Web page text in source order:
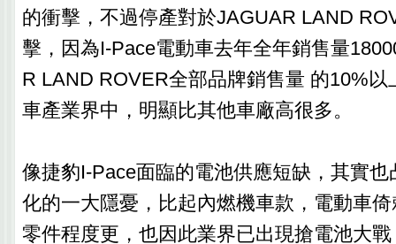
的衝擊，不過停產對於JAGUAR LAND
擊，因為I-Pace電動車去年全年銷售量
R LAND ROVER全部品牌銷售量 的10%以
車產業界中，明顯比其他車廠高很多。
像捷豹I-Pace面臨的電池供應短缺，其實
化的一大隱憂，比起內燃機車款，電動車
零件程度更，也因此業界已出現搶電池大